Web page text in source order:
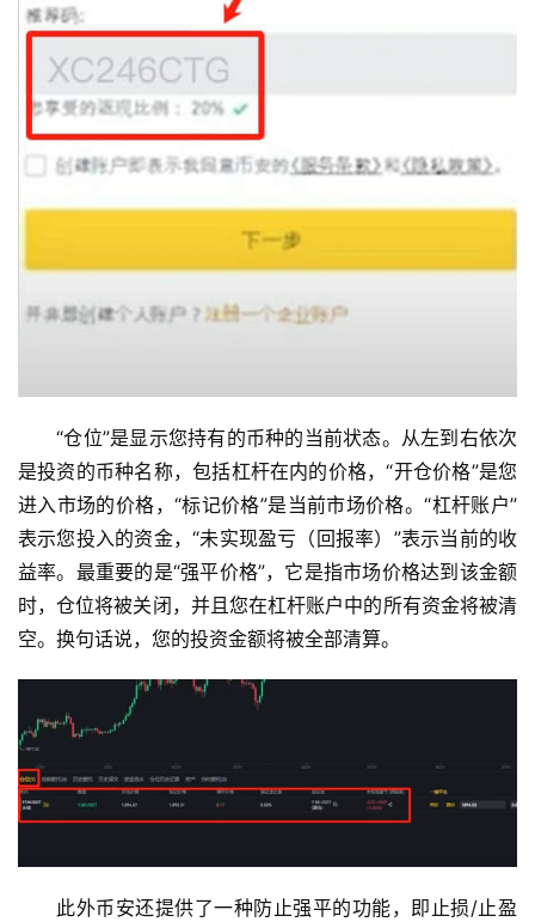
“仓位”是显示您持有的币种的当前状态。从左到右依次
是投资的币种名称，包括杠杆在内的价格，“开仓价格”是您
进入市场的价格，“标记价格”是当前市场价格。“杠杆账户”
表示您投入的资金，“未实现盈亏（回报率）”表示当前的收
益率。最重要的是“强平价格”，它是指市场价格达到该金额
时，仓位将被关闭，并且您在杠杆账户中的所有资金将被清
空。换句话说，您的投资金额将被全部清算。
此外币安还提供了一种防止强平的功能，即止损/止盈